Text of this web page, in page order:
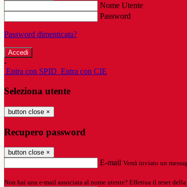
Nome Utente
Password
Password dimenticata?
-
Entra con SPID Entra con CIE
Seleziona utente
button close ×
Recupero password
button close ×
E-mail Verrà inviato un
Non hai una e-mail associata al nome utente? Effettua il reset